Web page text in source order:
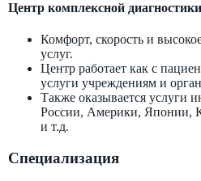
Центр комплексной диагностики
Комфорт, скорость и
услуг.
Центр работает как с
услуги учреждениям и
Также оказывается услуги
России, Америки, Японии,
и т.д.
Специализация